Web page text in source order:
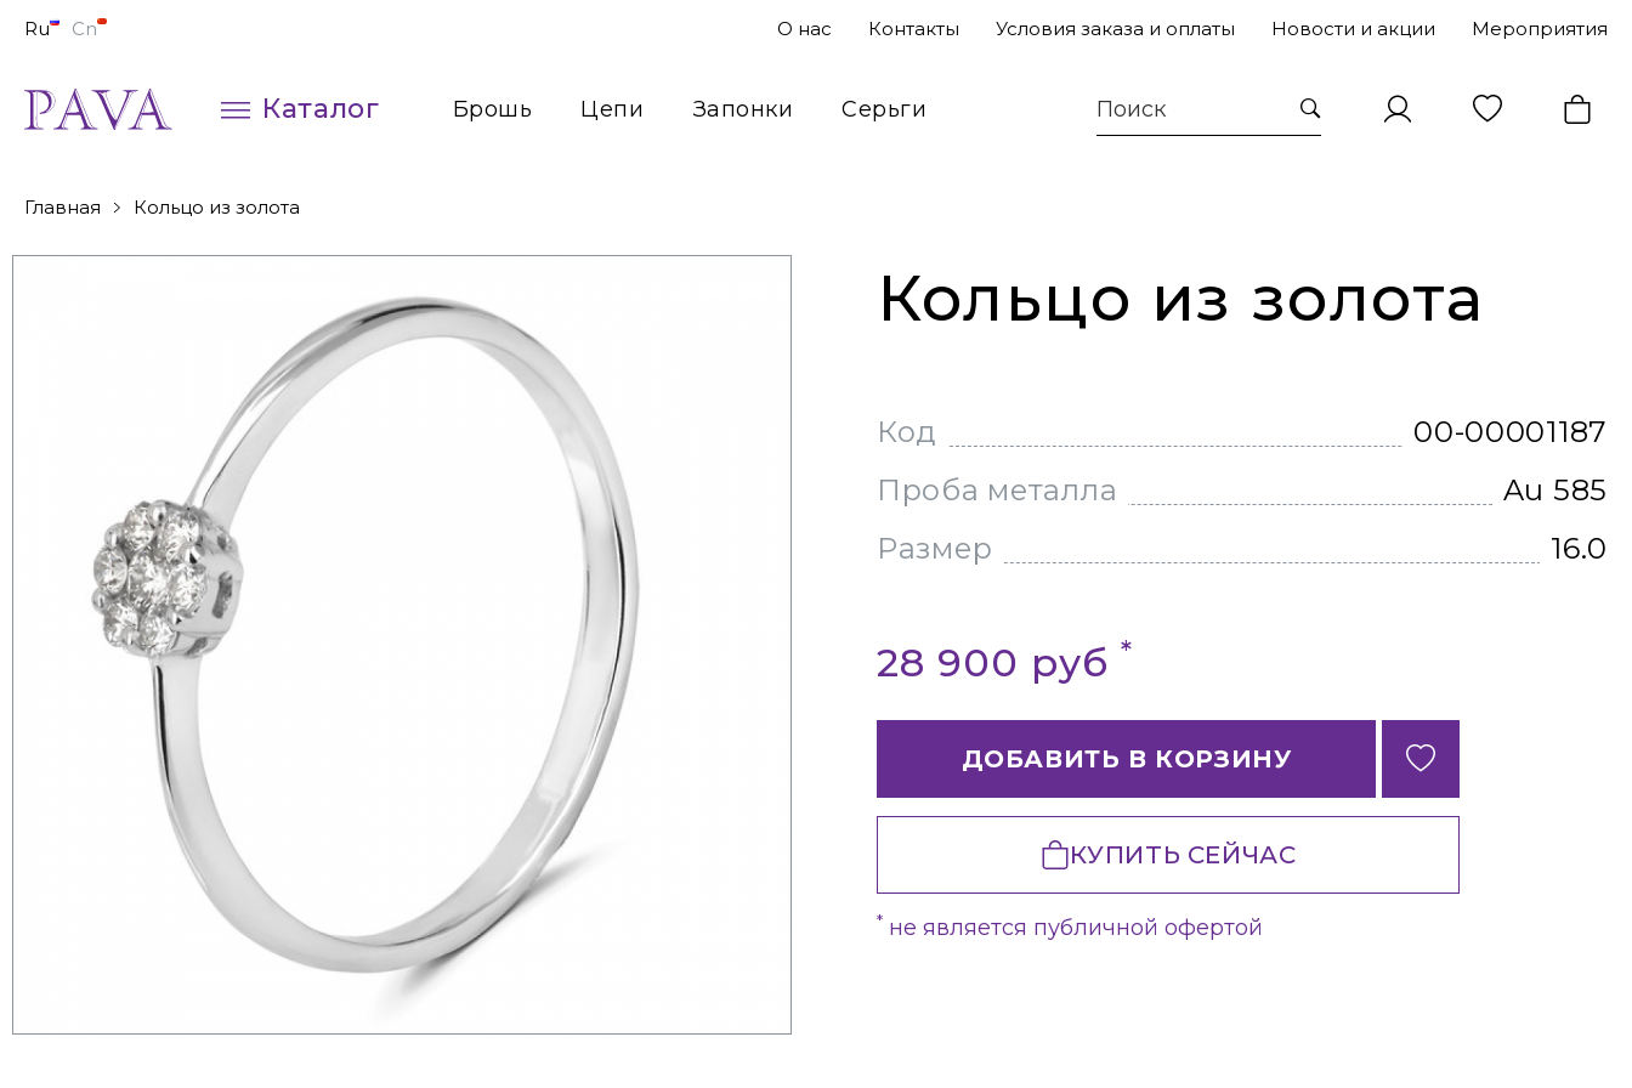
Ru Cn О нас Контакты Условия заказа и оплаты Новости и акции Мероприятия
Каталог Брошь Цепи Запонки
Серьги
Главная Кольцо из золота
Кольцо из золота
Код
00-00001187
Проба металла
Au 585
Размер
16.0
28 900 руб *
ДОБАВИТЬ В КОРЗИНУ
КУПИТЬ СЕЙЧАС
* не является публичной офертой